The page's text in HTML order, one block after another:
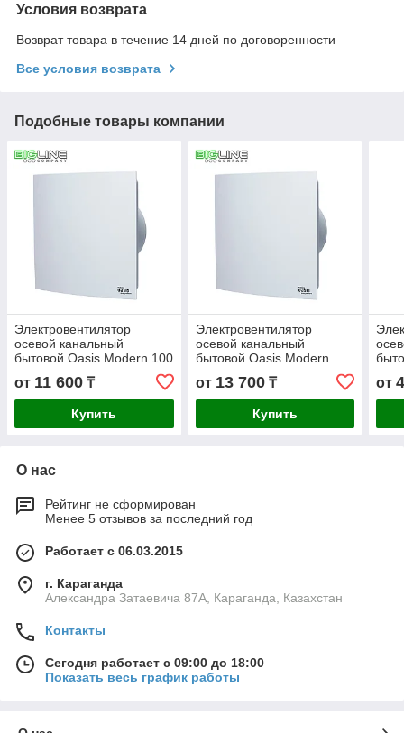
Условия возврата
Возврат товара в течение 14 дней по договоренности
Все условия возврата
Подобные товары компании
Электровентилятор
осевой канальный
бытовой Oasis Modern 100
от 11 600 ₸
Купить
Электровентилятор
осевой канальный
бытовой Oasis Modern
от 13 700₸
Купить
от
О нас
Рейтинг не сформирован
Менее 5 отзывов за последний год
Работает с 06.03.2015
г. Караганда
Александра Затаевича 87А, Караганда, Казахстан
Контакты
Сегодня работает с 09:00 до 18:00
Показать весь график работы